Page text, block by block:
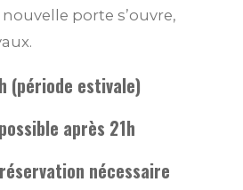
porte s’ouvre,
(période estivale)
après 21h
nécessaire